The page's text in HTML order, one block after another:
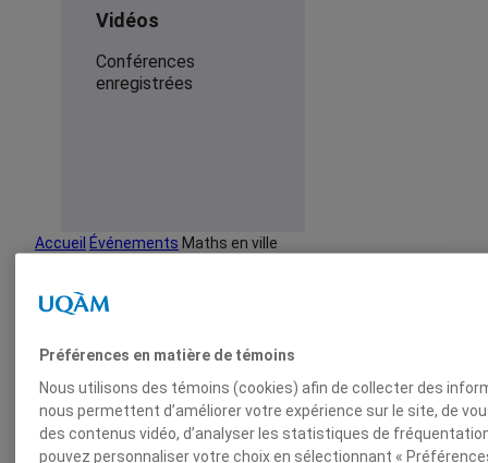
Vidéos
Conférences
enregistrées
Accueil Événements Maths en ville
Préférences en matière de témoins
Nous utilisons des témoins (cookies) afin de collecter des
nous permettent d’améliorer votre expérience sur le site, de
des contenus vidéo, d’analyser les statistiques de
pouvez personnaliser votre choix en sélectionnant «